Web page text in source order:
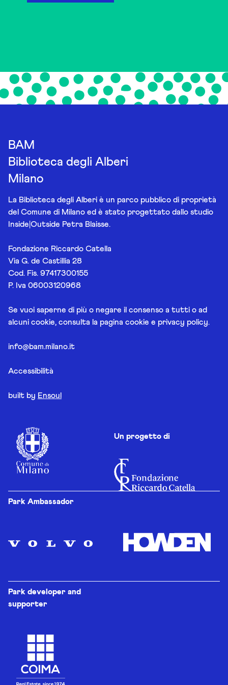
BAM
Biblioteca degli Alberi
Milano
La Biblioteca degli Alberi è un parco pubblico di proprietà
del Comune di Milano ed è stato progettato dallo studio
Inside|Outside Petra Blaisse.
Fondazione Riccardo Catella
Via G. de Castillia 28
Cod. Fis. 97417300155
P. Iva 06003120968
Se vuoi saperne di più o negare il consenso a tutti o ad
alcuni cookie, consulta la pagina cookie e privacy policy.
info@bam.milano.it
Accessibilità
built by Ensoul
Un progetto di
Park Ambassador
Park developer and
supporter